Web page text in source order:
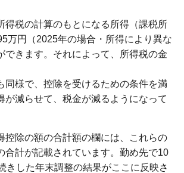
得税の計算のもとになる所得（課税所
万円（2025年の場合・所得により異な
できます。それによって、所得税の金
同様で、控除を受けるための条件を満
が減らせて、税金が減るようになって
控除の額の合計額の欄には、これらの
合計が記載されています。勤め先で10
きした年末調整の結果がここに反映さ